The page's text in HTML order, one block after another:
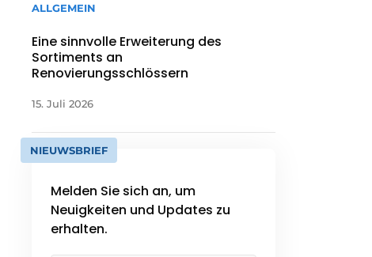
ALLGEMEIN
Eine sinnvolle Erweiterung des
Sortiments an
Renovierungsschlössern
15. Juli 2026
NIEUWSBRIEF
Melden Sie sich an, um
Neuigkeiten und Updates zu
erhalten.